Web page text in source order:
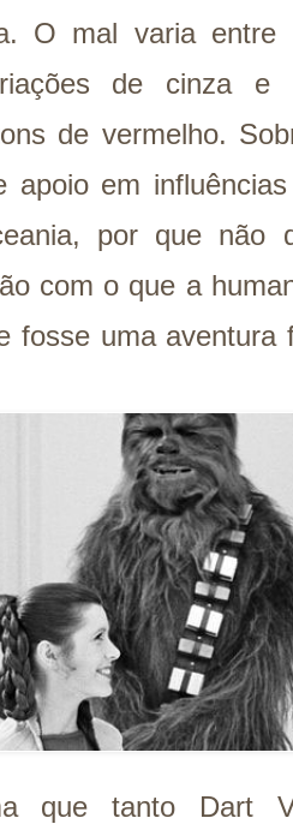
O mal varia
de cinza e
de vermelho.
apoio em
por que não
com o que a
fosse uma aventura
que tanto Dart